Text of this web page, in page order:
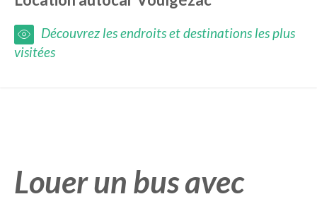
Découvrez les endroits et destinations les plus
visitées
Louer un bus avec